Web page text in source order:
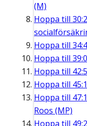
(M)
Hoppa till
Hoppa till
Hoppa till
Hoppa till
Hoppa till
Hoppa till
Roos (MP)
Hoppa till